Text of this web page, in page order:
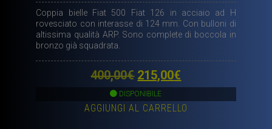
Coppia bielle Fiat 500 Fiat 126 in acciaio ad H
rovesciato con interasse di 124 mm. Con bulloni di
altissima qualità ARP. Sono complete di boccola in
bronzo già squadrata.
400,00€ Il
prezzo
originale
215,00€
attuale
DISPONIBILE
AGGIUNGI AL CARRELLO